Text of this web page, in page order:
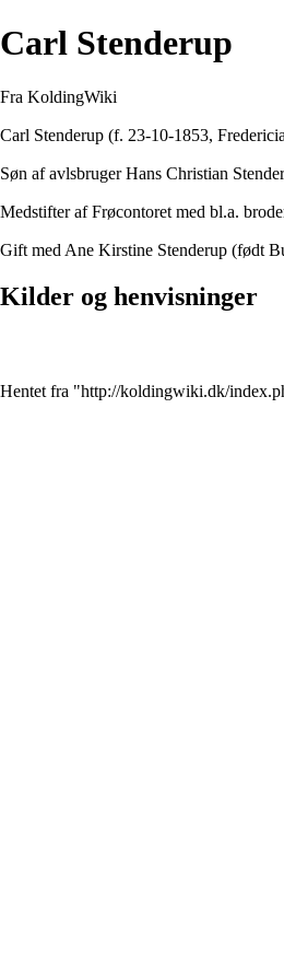
Carl Stenderup
Fra KoldingWiki
Carl Stenderup (f. 23-10-1853,
Søn af avlsbruger Hans Christian
Medstifter afFrøcontoret med bl.a.
Gift med Ane Kirstine Stenderup (født
Kilder og henvisninger
Hentet fra "http://koldingwiki.dk/